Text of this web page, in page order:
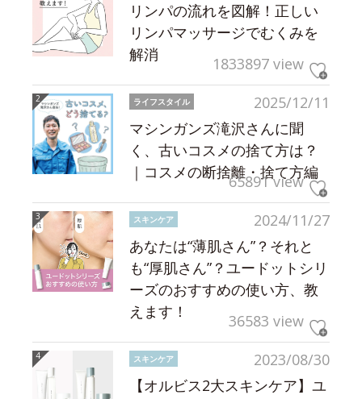
リンパの流れを図解！正しい
リンパマッサージでむくみを
解消
1833897 view
2025/12/11
ライフスタイル
マシンガンズ滝沢さんに聞
く、古いコスメの捨て方は？
｜コスメの断捨離・捨て方編
65891 view
2024/11/27
スキンケア
あなたは“薄肌さん”？それと
も“厚肌さん”？ユードットシリ
ーズのおすすめの使い方、教
えます！
36583 view
2023/08/30
スキンケア
【オルビス2大スキンケア】ユ